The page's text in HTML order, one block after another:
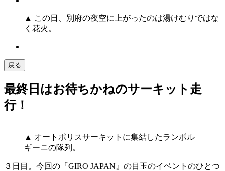
▲ この日、別府の夜空に上がったのは湯けむりではな
く花火。
戻る
最終日はお待ちかねのサーキット走
行！
▲ オートポリスサーキットに集結したランボル
ギーニの隊列。
３日目。今回の『GIRO JAPAN』の目玉のイベントのひとつ